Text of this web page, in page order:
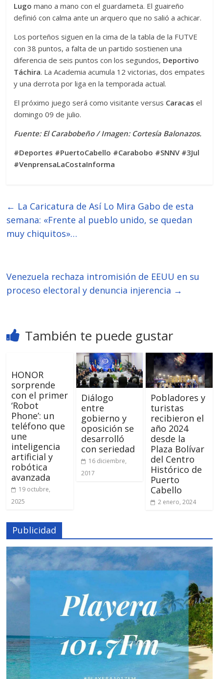
Lugo mano a mano con el guardameta. El guaireño
definió con calma ante un arquero que no salió a achicar.
Los porteños siguen en la cima de la tabla de la FUTVE
con 38 puntos, a falta de un partido sostienen una
diferencia de seis puntos con los segundos, Deportivo
Táchira. La Academia acumula 12 victorias, dos empates
y una derrota por liga en la temporada actual.
El próximo juego será como visitante versus Caracas el
domingo 09 de julio.
Fuente: El Carabobeño / Imagen: Cortesía Balonazos.
#Deportes #PuertoCabello #Carabobo #SNNV #3Jul
#VenprensaLaCostaInforma
← La Caricatura de Así Lo Mira Gabo de esta
semana: «Frente al pueblo unido, se quedan
muy chiquitos»…
Venezuela rechaza intromisión de EEUU en su
proceso electoral y denuncia injerencia →
También te puede gustar
HONOR
sorprende
con el primer
‘Robot
Phone’: un
teléfono que
une
inteligencia
artificial y
robótica
avanzada
19 octubre,
2025
Diálogo
entre
gobierno y
oposición se
desarrolló
con seriedad
16 diciembre,
2017
Pobladores y
turistas
recibieron el
año 2024
desde la
Plaza Bolívar
del Centro
Histórico de
Puerto
Cabello
2 enero, 2024
Publicidad